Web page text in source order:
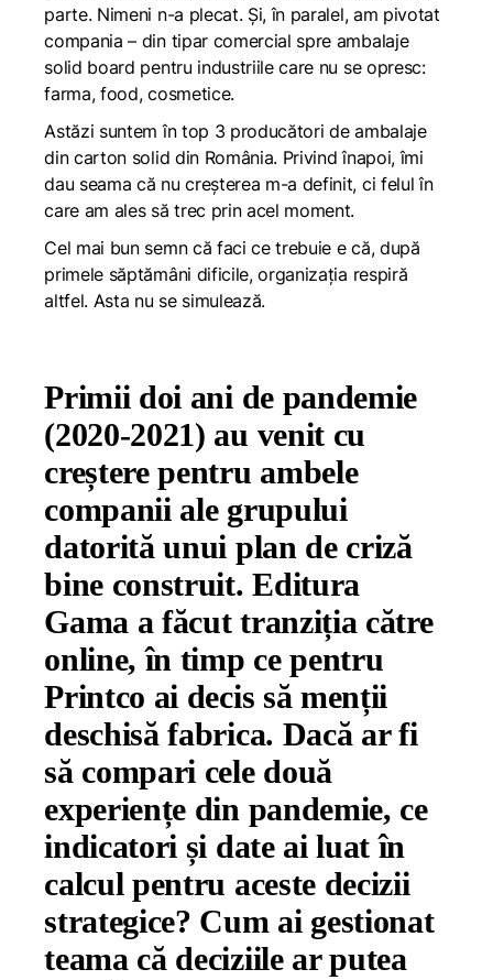
parte. Nimeni n-a plecat. Și, în paralel, am pivotat
compania – din tipar comercial spre ambalaje
solid board pentru industriile care nu se opresc:
farma, food, cosmetice.
Astăzi suntem în top 3 producători de ambalaje
din carton solid din România. Privind înapoi, îmi
dau seama că nu creșterea m-a definit, ci felul în
care am ales să trec prin acel moment.
Cel mai bun semn că faci ce trebuie e că, după
primele săptămâni dificile, organizația respiră
altfel. Asta nu se simulează.
Primii doi ani de pandemie
(2020-2021) au venit cu
creștere pentru ambele
companii ale grupului
datorită unui plan de criză
bine construit. Editura
Gama a făcut tranziția către
online, în timp ce pentru
Printco ai decis să menții
deschisă fabrica. Dacă ar fi
să compari cele două
experiențe din pandemie, ce
indicatori și date ai luat în
calcul pentru aceste decizii
strategice? Cum ai gestionat
teama că deciziile ar putea